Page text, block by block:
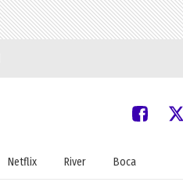
Netflix River Boca